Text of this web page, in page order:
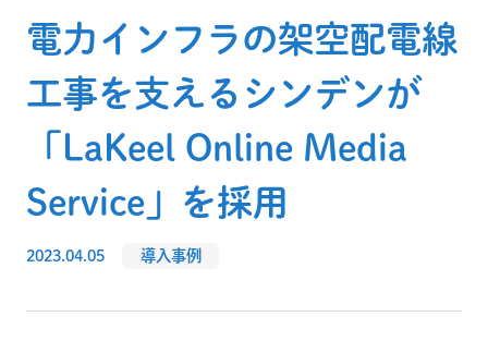
電力インフラの架空配電線
工事を支えるシンデンが
「LaKeel Online Media
Service」を採用
2023.04.05 導入事例